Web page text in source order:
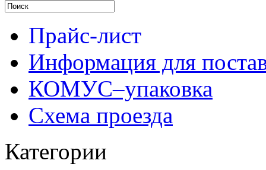
Прайс-лист
Информация для
КОМУС–упаковка
Схема проезда
Категории